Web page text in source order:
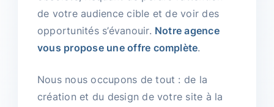
de votre audience cible et de voir des
opportunités s’évanouir. Notre agence
vous propose une offre complète.
Nous nous occupons de tout : de la
création et du design de votre site à la